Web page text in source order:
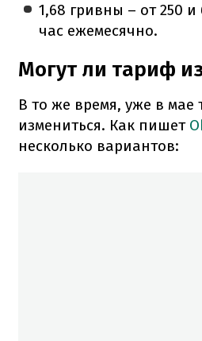
1,68 гривны – от 250
час ежемесячно.
Могут ли тариф
В то же время, уже в
измениться. Как пишет
несколько вариантов: